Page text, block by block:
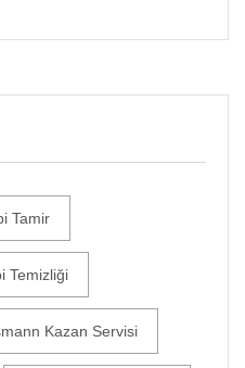
Tamir
Temizliği
Kazan Servisi